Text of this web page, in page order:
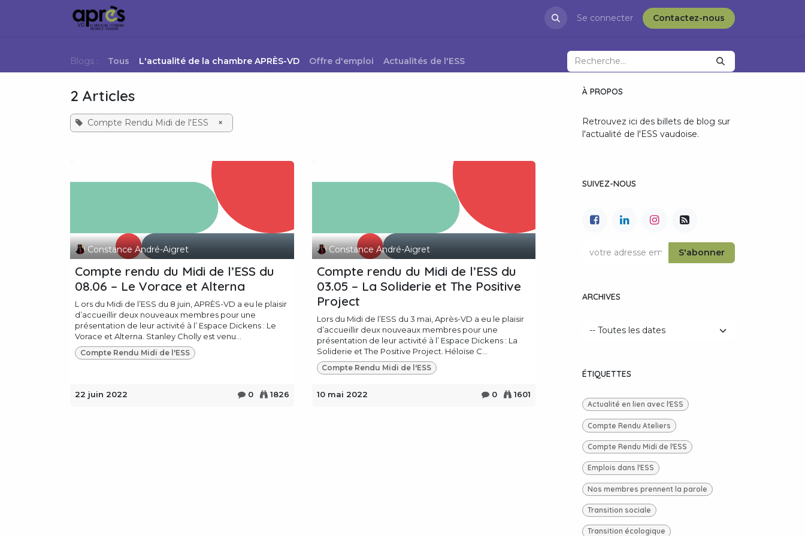
Prestations Blog APRÈS-VD et l'ESS
Se connecter Contactez-nous
Blogs : Tous L'actualité de la chambre APRÈS-VD Offre d'emploi Actualités de l'ESS
2 Articles
Compte Rendu Midi de l'ESS ×
Constance André-Aigret
Compte rendu du Midi de l’ESS du
08.06 – Le Vorace et Alterna
L ors du Midi de l’ESS du 8 juin, APRÈS-VD a eu le plaisir
d’accueillir deux nouveaux membres pour une
présentation de leur activité à l’ Espace Dickens : Le
Vorace et Alterna. Stanley Cholly est venu...
Compte Rendu Midi de l'ESS
22 juin 2022 0 1826
Constance André-Aigret
Compte rendu du Midi de l’ESS du
03.05 – La Soliderie et The Positive
Project
Lors du Midi de l’ESS du 3 mai, Après-VD a eu le plaisir
d’accueillir deux nouveaux membres pour une
présentation de leur activité à l’ Espace Dickens : La
Soliderie et The Positive Project. Héloïse C...
Compte Rendu Midi de l'ESS
10 mai 2022 0 1601
À PROPOS
Retrouvez ici des billets de blog sur
l'actualité de l'ESS vaudoise.
SUIVEZ-NOUS
S'abonner
ARCHIVES
ÉTIQUETTES
Actualité en lien avec l'ESS
Compte Rendu Ateliers
Compte Rendu Midi de l'ESS
Emplois dans l'ESS
Nos membres prennent la parole
Transition sociale
Transition écologique